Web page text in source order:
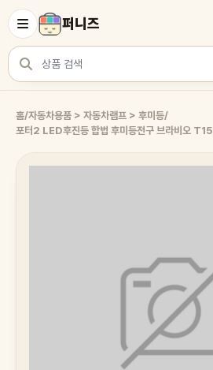
퍼니즈
상품 검색
홈/자동차용품 > 자동차램프 > 후미등/
포터2 LED후진등 합법 후미등전구 브라비오 T15